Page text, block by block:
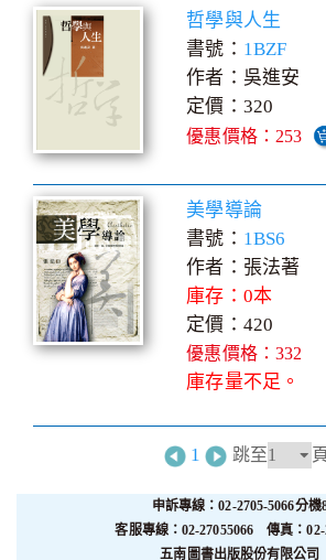
哲學與人生
書號： 1BZF
作者：吳進安
定價：320
優惠價格：253
美學導論
書號： 1BS6
作者：張法著
庫存：0本
定價：420
優惠價格：332
庫存量不足。
1 跳至 頁
申訴專線：02-2705-5066分機
客服專線：02-27055066 傳真：02-
五南圖書出版股份有限公司